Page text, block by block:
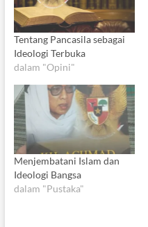
Tentang Pancasila sebagai
Ideologi Terbuka
dalam "Opini"
Menjembatani Islam dan
Ideologi Bangsa
dalam "Pustaka"